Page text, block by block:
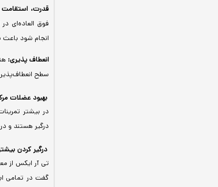
قدرت،
فوق العاده‌ای
انجام شود
انعطاف پذیری:
سطح
بهبود عضلات
در بیشتر
درگیر هستند و
درگیر کردن
تی آر ایکس از
گفت در تمامی